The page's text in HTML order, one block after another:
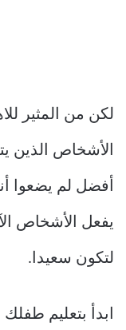
لكن من المثير
الأشخاص
أفضل لم يضعوا
يفعل الأشخاص
لتكون سعيدا.
ابدأ بتعليم